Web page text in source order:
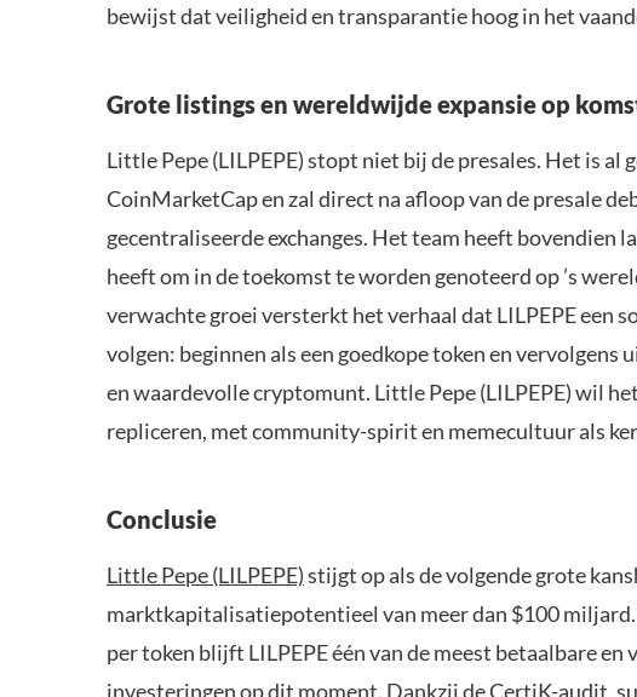
bewijst dat veiligheid en transparantie hoog in het
Grote listings en wereldwijde expansie op
Little Pepe (LILPEPE) stopt niet bij de presales. Het is al
CoinMarketCap en zal direct na afloop van de presale
gecentraliseerde exchanges. Het team heeft bovendien
heeft om in de toekomst te worden genoteerd op ’s
verwachte groei versterkt het verhaal dat LILPEPE een
volgen: beginnen als een goedkope token en
en waardevolle cryptomunt. Little Pepe (LILPEPE) wil
repliceren, met community-spirit en memecultuur als
Conclusie
Little Pepe (LILPEPE)stijgt op als de volgende grote
marktkapitalisatiepotentieel van meer dan $100
per token blijft LILPEPE één van de meest betaalbare en
investeringen op dit moment. Dankzij de CertiK-audit,